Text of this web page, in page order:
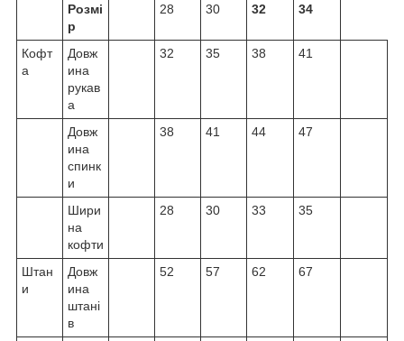
Розмі
р
28 30 32 34
Кофт
а
Довж
ина
рукав
а
32 35 38 41
Довж
ина
спинк
и
38 41 44 47
Шири
на
кофти
28 30 33 35
Штан
и
Довж
ина
штані
в
52 57 62 67